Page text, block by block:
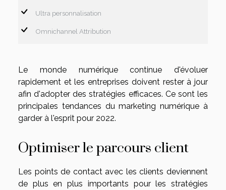
Ultra personnalisation
Omnichannel Attribution
Le monde numérique continue d'évoluer
rapidement et les entreprises doivent rester à jour
afin d'adopter des stratégies efficaces. Ce sont les
principales tendances du marketing numérique à
garder à l'esprit pour 2022.
Optimiser le parcours client
Les points de contact avec les clients deviennent
de plus en plus importants pour les stratégies